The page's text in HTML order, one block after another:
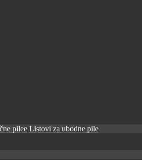
pilee Listovi za ubodne pile